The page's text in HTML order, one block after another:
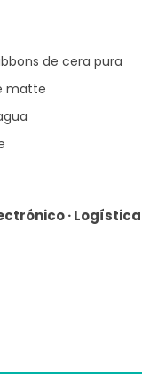
de cera pura
matte
· Logística